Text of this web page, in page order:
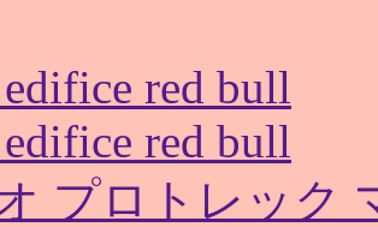
red bull
red bull
プロトレック